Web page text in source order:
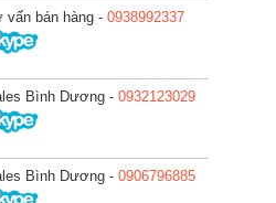
vấn bán hàng - 0938992337
Bình Dương - 0932123029
Bình Dương - 0906796885